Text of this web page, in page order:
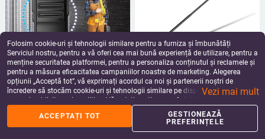
Baofeng walkie-talkie BF-
1904/1909/AD1901D: 430-440
MHz, 5 W, 16 canale, rază 5-10 km,
baterie 4200 mAh
251.18 - 272.04Lei
add_shopping_cart
Antena Nagoya Na-771 UV,
dual‑secțiune, 144/430 MHz; rază
1,5–3 km; distanță teoretică 5–10
km; putere de emisie 10 W; anti-
interferențe
104.64 - 129.08Lei
add_shopping_cart
Folosim cookie-uri și tehnologii similare pentru a furniza și îmbunătăți
Serviciul nostru, pentru a vă oferi cea mai bună experiență de utilizare, pentru a
menține securitatea platformei, pentru a personaliza conținutul și reclamele și
pentru a măsura eficacitatea campaniilor noastre de marketing. Alegerea
opțiunii „Acceptă tot”, vă exprimați acordul ca noi și partenerii noștri de
încredere să stocăm cookie-uri și tehnologii similare pe dispozitivul dvs. în
scopuri publicitare și analitice. Vă puteți gestiona preferințele în orice moment
făcând clic pe „Gestionează preferințele”. Pentru mai multe informații, vă
rugăm să consultațiPolitica noastră de confidențialitate.
Vezi mai mult
ACCEPTAȚI TOT
GESTIONEAZĂ
PREFERINȚELE